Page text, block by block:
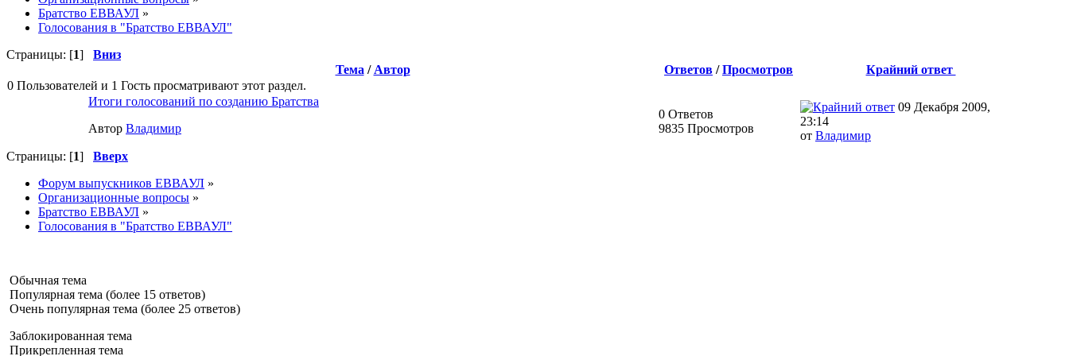
Братство ЕВВАУЛ »
Голосования в "Братство ЕВВАУЛ"
Страницы: [1] Вниз
Тема / Автор Ответов /Просмотров
Крайний ответ
0 Пользователей и 1 Гость просматривают этот раздел.
Итоги голосований по созданию Братства
Автор Влaдимир
0 Ответов
9835 Просмотров
09 Декабря 2009,
23:14
от Влaдимир
Страницы: [1] Вверх
Форум выпускников ЕВВАУЛ »
Организационные вопросы »
Братство ЕВВАУЛ »
Голосования в "Братство ЕВВАУЛ"
Обычная тема
Популярная тема (более 15 ответов)
Очень популярная тема (более 25 ответов)
Заблокированная тема
Прикрепленная тема